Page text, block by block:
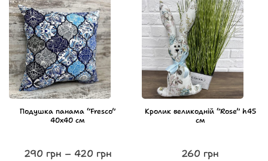
Подушка панама “Fresco”
40х40 см
290 грн – 420 грн
Кролик великодній “Rose” h45
см
260 грн